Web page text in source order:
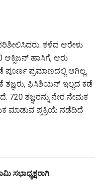
ಕಳೆದ ಆರೇಳು
ಆಕ್ಸಿಜನ್ ಹಾಸಿಗೆ, ಆರು
ಪ್ರಮಾಣದಲ್ಲಿ ಆಗಿಲ್ಲ.
ತಜ್ಞರು, ಫಿಸಿಶಿಯನ್ ಇಲ್ಲದ ಕಡೆ
720 ತಜ್ಞರನ್ನು ನೇರ ನೇಮಕ
ಮಾಡುವ ಪ್ರಕ್ರಿಯೆ ನಡೆದಿದೆ
ಸಭಾಧ್ಯಕ್ಷರಾಗಿ